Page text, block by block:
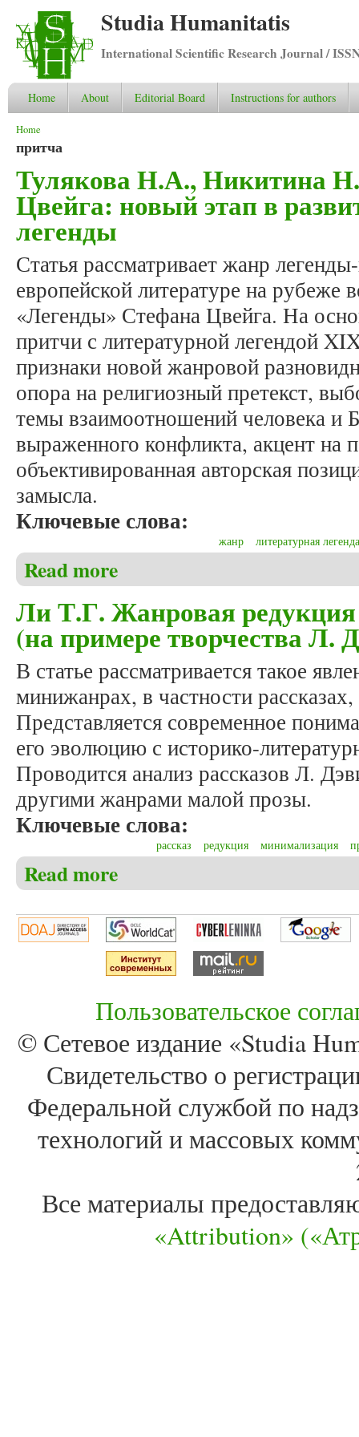
Studia Humanitatis
International Scientific Research Journal /
Home About Editorial Board Instructions for authors
You are here
Home
притча
Тулякова Н.А., Никитина
Цвейга: новый этап в
легенды
Статья рассматривает жанр
европейской литературе на рубеже
«Легенды» Стефана Цвейга. На
притчи с литературной легендой
признаки новой жанровой
опора на религиозный претекст,
темы взаимоотношений человека и
выраженного конфликта, акцент на
объективированная авторская
замысла.
Ключевые слова:
жанр литературная легенда
Read more
Ли Т.Г. Жанровая редукция
(на примере творчества Л.
В статье рассматривается такое
минижанрах, в частности
Представляется современное
его эволюцию с историко-
Проводится анализ рассказов Л.
другими жанрами малой прозы.
Ключевые слова:
рассказ редукция минимализация
Read more
Пользовательское
© Сетевое издание «Studia
Свидетельство о
Федеральной службой по
технологий и массовых
Все материалы
«Attribution»